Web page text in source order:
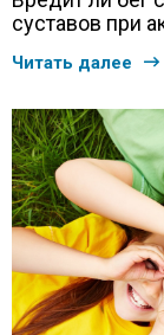
суставов при
Читать далее